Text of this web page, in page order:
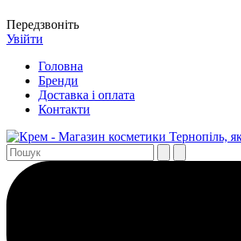
Передзвоніть
Увійти
Головна
Бренди
Доставка і оплата
Контакти